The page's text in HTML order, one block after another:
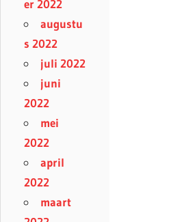
er 2022
augustu
s 2022
juli 2022
juni
2022
mei
2022
april
2022
maart